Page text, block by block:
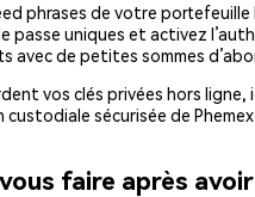
phrases de votre
passe uniques et activez
avec de petites sommes
vos clés privées hors
custodiale sécurisée de
faire après